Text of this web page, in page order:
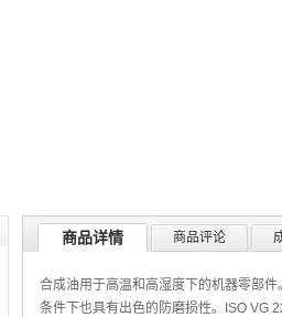
商品详情 商品评论
合成油用于高温和高湿度下的机器零部
条件下也具有出色的防磨损性。ISO VG